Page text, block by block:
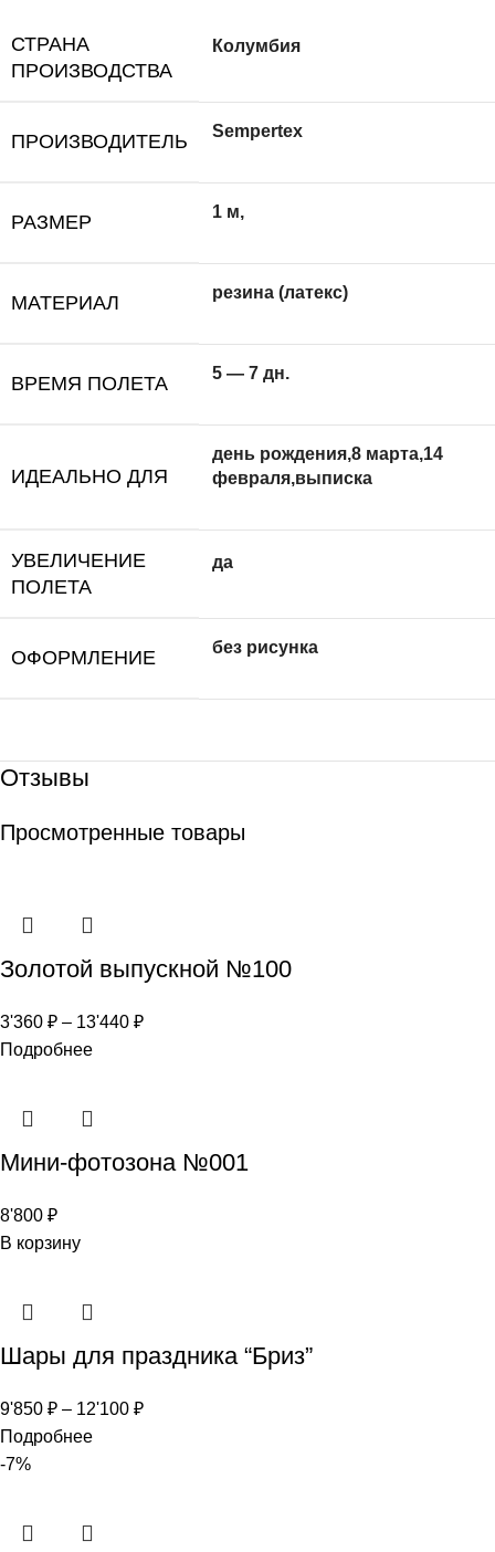
СТРАНА
ПРОИЗВОДСТВА
Колумбия
ПРОИЗВОДИТЕЛЬ Sempertex
РАЗМЕР 1 м,
МАТЕРИАЛ резина (латекс)
ВРЕМЯ ПОЛЕТА 5 — 7 дн.
ИДЕАЛЬНО ДЛЯ
день рождения,8 марта,14
февраля,выписка
УВЕЛИЧЕНИЕ
ПОЛЕТА
да
ОФОРМЛЕНИЕ без рисунка
Отзывы
Просмотренные товары
Золотой выпускной №100
3'360 ₽ – 13'440 ₽
Подробнее
Мини-фотозона №001
8'800 ₽
В корзину
Шары для праздника “Бриз”
9'850 ₽ – 12'100 ₽
Подробнее
-7%